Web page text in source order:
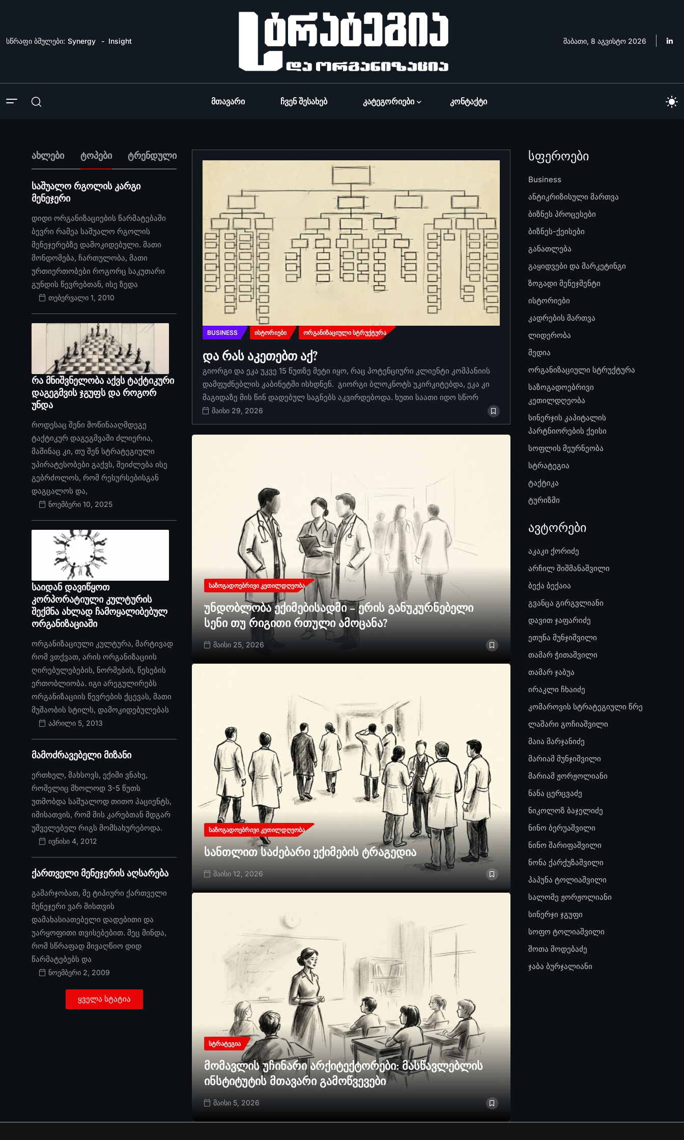
სწრაფი ბმულები: Synergy Insight შაბათი, 8 აგვისტო 2026
Მთავარი Ჩვენ Შესახებ Კატეგორიები Კონტაქტი
ახლები ტოპები ტრენდული
საშუალო რგოლის კარგი
მენეჯერი
დიდი ორგანიზაციების წარმატებაში
ბევრი რამეა საშუალო რგოლის
მენეჯერებზე დამოკიდებული. მათი
მონდომება, ჩართულობა, მათი
ურთიერთობები როგორც საკუთარი
გუნდის წევრებთან, ისე ზედა
თებერვალი 1, 2010
რა მნიშვნელობა აქვს ტაქტიკური
დაგეგმვის ჯგუფს და როგორ
უნდა
როდესაც შენი მოწინააღმდეგე
ტაქტიკურ დაგეგმვაში ძლიერია,
მაშინაც კი, თუ შენ სტრატეგიული
უპირატესობები გაქვს, შეიძლება ისე
გებრძოლოს, რომ რესურსებისგან
დაგცალოს და,
ნოემბერი 10, 2025
საიდან დავიწყოთ
კორპორატიული კულტურის
შექმნა ახლად ჩამოყალიბებულ
ორგანიზაციაში
ორგანიზაციული კულტურა, მარტივად
რომ ვთქვათ, არის ორგანიზაციის
ღირებულებების, ნორმების, წესების
ერთობლიობა. იგი არეგულირებს
ორგანიზაციის წევრების ქცევას, მათი
მუშაობის სტილს, დამოკიდებულებას
აპრილი 5, 2013
მამოძრავებელი მიზანი
ერთხელ, მახსოვს, ექიმი ვნახე,
რომელიც მხოლოდ 3-5 წუთს
უთმობდა საშუალოდ თითო პაციენტს,
იმისათვის, რომ მის კარებთან მდგარ
უშველებელ რიგს მომსახურებოდა.
ივნისი 4, 2012
ქართველი მენეჯერის აღსარება
გამარჯობათ, მე ტიპიური ქართველი
მენეჯერი ვარ მისთვის
დამახასიათებელი დადებითი და
უარყოფითი თვისებებით. მეც მინდა,
რომ სწრაფად მივაღწიო დიდ
წარმატებებს და
ნოემბერი 2, 2009
ყველა სტატია
BUSINESS ᲘᲡᲢᲝᲠᲘᲔᲑᲘ ᲝᲠᲒᲐᲜᲘᲖᲐᲪᲘᲣᲚᲘ ᲡᲢᲠᲣᲥᲢᲣᲠᲐ
და რას აკეთებთ აქ?
გიორგი და ეკა უკვე 15 წუთზე მეტი იყო, რაც პოტენციური კლიენტი კომპანიის
დამფუძნებლის კაბინეტში ისხდნენ. გიორგი ბლოკნოტს უკირკიტებდა, ეკა კი
მაგიდაზე მის წინ დადებულ საგნებს აკვირდებოდა. ხუთი საათი იდო სწორ
მაისი 29, 2026
ᲡᲐᲖᲝᲒᲐᲓᲝᲔᲑᲠᲘᲕᲘ ᲙᲔᲗᲘᲚᲓᲦᲔᲝᲑᲐ
უნდობლობა ექიმებისადმი – ერის განუკურნებელი
სენი თუ რიგითი რთული ამოცანა?
მაისი 25, 2026
ᲡᲐᲖᲝᲒᲐᲓᲝᲔᲑᲠᲘᲕᲘ ᲙᲔᲗᲘᲚᲓᲦᲔᲝᲑᲐ
სანთლით საძებარი ექიმების ტრაგედია
მაისი 12, 2026
ᲡᲢᲠᲐᲢᲔᲒᲘᲐ
მომავლის უჩინარი არქიტექტორები: მასწავლებლის
ინსტიტუტის მთავარი გამოწვევები
მაისი 5, 2026
სფეროები
Business
ანტიკრიზისული მართვა
ბიზნეს პროცესები
ბიზნეს-ქეისები
განათლება
გაყიდვები და მარკეტინგი
ზოგადი მენეჯმენტი
ისტორიები
კადრების მართვა
ლიდერობა
მედია
ორგანიზაციული სტრუქტურა
საზოგადოებრივი
კეთილდღეობა
სინერჯის კაპიტალის
პარტნიორების ქეისი
სოფლის მეურნეობა
სტრატეგია
ტაქტიკა
ტურიზმი
ავტორები
აკაკი ქორიძე
არჩილ შიშმანაშვილი
ბექა ბექაია
გვანცა გირგვლიანი
დავით ჯაფარიძე
ეთუნა მუნჯიშვილი
თამარ ჭითაშვილი
თამარ ჯაბუა
ირაკლი ჩხაიძე
კომაროვის სტრატეგიული წრე
ლაშარი გოჩიაშვილი
მაია მარჯანიძე
მარიამ მუნჯიშვილი
მარიამ ჟორჟოლიანი
ნანა ცერცვაძე
ნიკოლოზ ბაჯელიძე
ნინო ბერუაშვილი
ნინო შარიფაშვილი
ნონა ქარქუზაშვილი
პაპუნა ტოლიაშვილი
სალომე ჟორჟოლიანი
სინერჯი ჯგუფი
სოფო ტოლიაშვილი
შოთა მოდებაძე
ჯაბა ბურჯალიანი